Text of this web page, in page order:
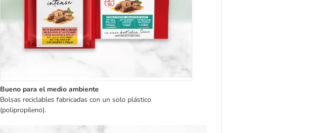
Bueno para el medio ambiente
Bolsas reciclables fabricadas con un solo plástico
(polipropileno).